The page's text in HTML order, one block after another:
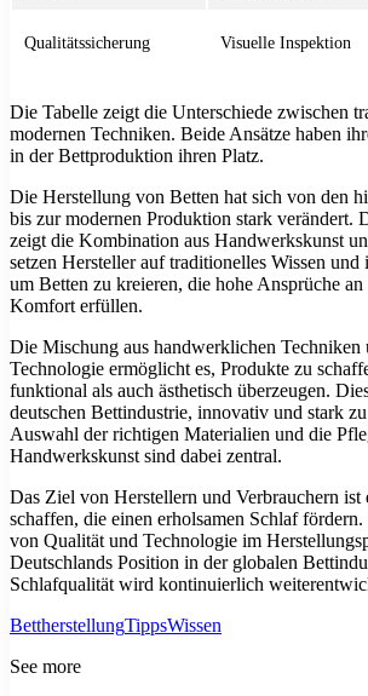
Qualitätssicherung Visuelle Inspektion
Die Tabelle zeigt die Unterschiede zwischen
modernen Techniken. Beide Ansätze haben
in der Bettproduktion ihren Platz.
Die Herstellung von Betten hat sich von den
bis zur modernen Produktion stark verändert.
zeigt die Kombination aus Handwerkskunst
setzen Hersteller auf traditionelles Wissen
um Betten zu kreieren, die hohe Ansprüche
Komfort erfüllen.
Die Mischung aus handwerklichen Techniken
Technologie ermöglicht es, Produkte zu
funktional als auch ästhetisch überzeugen.
deutschen Bettindustrie, innovativ und stark
Auswahl der richtigen Materialien und die
Handwerkskunst sind dabei zentral.
Das Ziel von Herstellern und Verbrauchern ist
schaffen, die einen erholsamen Schlaf
von Qualität und Technologie im
Deutschlands Position in der globalen
Schlafqualität wird kontinuierlich
BettherstellungTippsWissen
See more